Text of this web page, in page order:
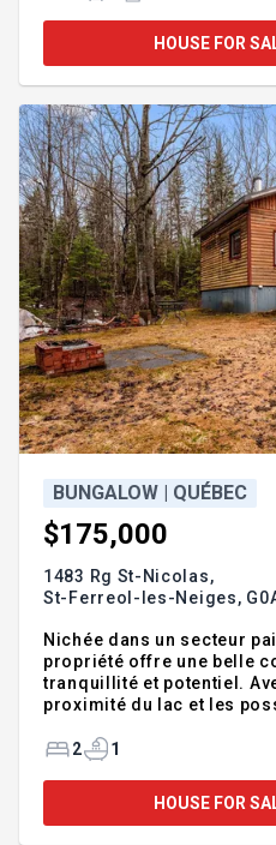
au sous-sol, installation
salle de lavage au sous-sol, 1
et devis, aménagement
HOUSE FOR
BUNGALOW | QUÉBEC
$175,000
1483 Rg St-Nicolas,
St-Ferreol-les-Neiges,
Nichée dans un secteur
propriété offre une belle
tranquillité et potentiel.
proximité du lac et les
occasion à ne pas manquer. Les amateurs de
parfait pour profiter des
la motoneige. La vente
2 1
HOUSE FOR